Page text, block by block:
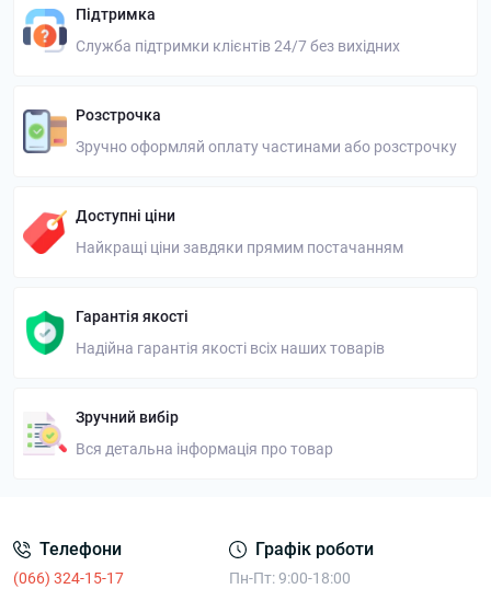
Підтримка
Служба підтримки клієнтів 24/7 без вихідних
Розстрочка
Зручно оформляй оплату частинами або розстрочку
Доступні ціни
Найкращі ціни завдяки прямим постачанням
Гарантія якості
Надійна гарантія якості всіх наших товарів
Зручний вибір
Вся детальна інформація про товар
Телефони
(066) 324-15-17
Графік роботи
Пн-Пт: 9:00-18:00